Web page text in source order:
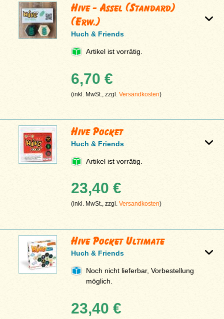
Hive - Assel (Standard)
(Erw.)
Huch & Friends
Artikel ist vorrätig.
6,70 €
(inkl. MwSt., zzgl.Versandkosten)
Hive Pocket
Huch & Friends
Artikel ist vorrätig.
23,40 €
(inkl. MwSt., zzgl.Versandkosten)
Hive Pocket Ultimate
Huch & Friends
Noch nicht lieferbar, Vorbestellung
möglich.
23,40 €